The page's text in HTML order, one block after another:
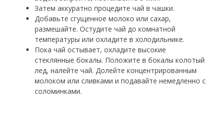
Затем аккуратно процедите чай в чашки.
Добавьте сгущенное молоко или сахар,
размешайте. Остудите чай до комнатной
температуры или охладите в холодильнике.
Пока чай остывает, охладите высокие
стеклянные бокалы. Положите в бокалы колотый
лед, налейте чай. Долейте концентрированным
молоком или сливками и подавайте немедленно с
соломинками.